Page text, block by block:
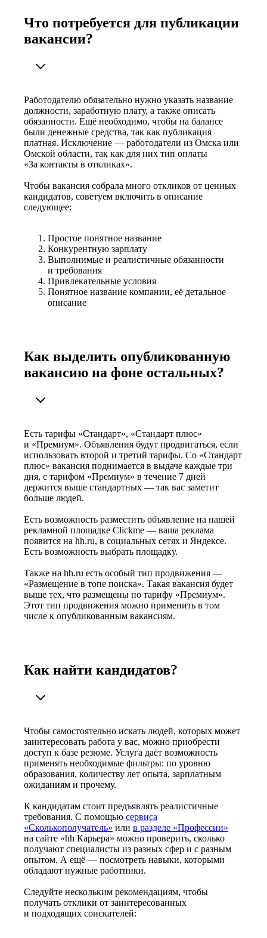
Что потребуется для публикации
вакансии?
Работодателю обязательно нужно указать название
должности, заработную плату, а также описать
обязанности. Ещё необходимо, чтобы на балансе
были денежные средства, так как публикация
платная. Исключение — работодатели из Омска или
Омской области, так как для них тип оплаты
«За контакты в откликах».
Чтобы вакансия собрала много откликов от ценных
кандидатов, советуем включить в описание
следующее:
Простое понятное название
Конкурентную зарплату
Выполнимые и реалистичные обязанности
и требования
Привлекательные условия
Понятное название компании, её детальное
описание
Как выделить опубликованную
вакансию на фоне остальных?
Есть тарифы «Стандарт», «Стандарт плюс»
и «Премиум». Объявления будут продвигаться, если
использовать второй и третий тарифы. Со «Стандарт
плюс» вакансия поднимается в выдаче каждые три
дня, с тарифом «Премиум» в течение 7 дней
держится выше стандартных — так вас заметит
больше людей.
Есть возможность разместить объявление на нашей
рекламной площадке Clickme — ваша реклама
появится на hh.ru, в социальных сетях и Яндексе.
Есть возможность выбрать площадку.
Также на hh.ru есть особый тип продвижения —
«Размещение в топе поиска». Такая вакансия будет
выше тех, что размещены по тарифу «Премиум».
Этот тип продвижения можно применить в том
числе к опубликованным вакансиям.
Как найти кандидатов?
Чтобы самостоятельно искать людей, которых может
заинтересовать работа у вас, можно приобрести
доступ к базе резюме. Услуга даёт возможность
применять необходимые фильтры: по уровню
образования, количеству лет опыта, зарплатным
ожиданиям и прочему.
К кандидатам стоит предъявлять реалистичные
требования. С помощью сервиса
«Сколькополучатель» или в разделе «Профессии»
на сайте «hh Карьера» можно проверить, сколько
получают специалисты из разных сфер и с разным
опытом. А ещё — посмотреть навыки, которыми
обладают нужные работники.
Следуйте нескольким рекомендациям, чтобы
получать отклики от заинтересованных
и подходящих соискателей: